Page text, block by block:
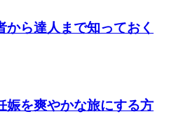
ら達人まで知っておく
娠を爽やかな旅にする方